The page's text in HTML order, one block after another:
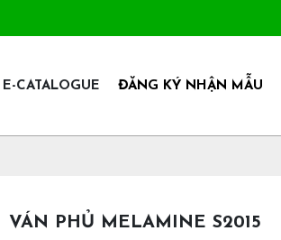
E-CATALOGUE ĐĂNG KÝ NHẬN MẪU
VÁN PHỦ MELAMINE S2015